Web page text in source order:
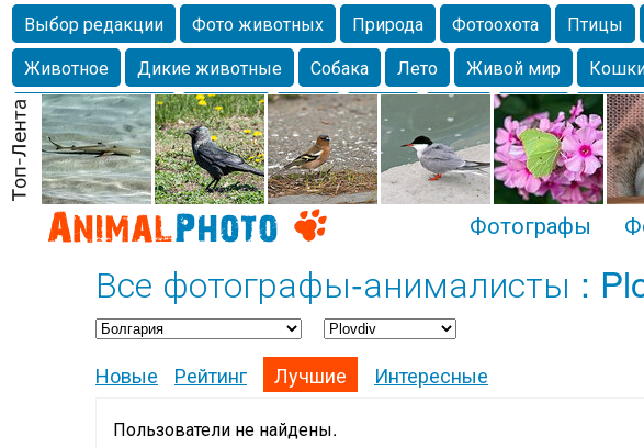
Выбор редакции Фото животных Природа Фотоохота Птицы
Животное
Дикие животные Собака Лето Живой мир
Млекопитающие
Красота Фото Озеро Глаза Крым Весна
любимцы
Волгоград Лебедь Город Бабочка Чайка Лес
Спаниель
Фотографы
Все фотографы-анималисты :
Новые Рейтинг Лучшие Интересные
Пользователи не найдены.